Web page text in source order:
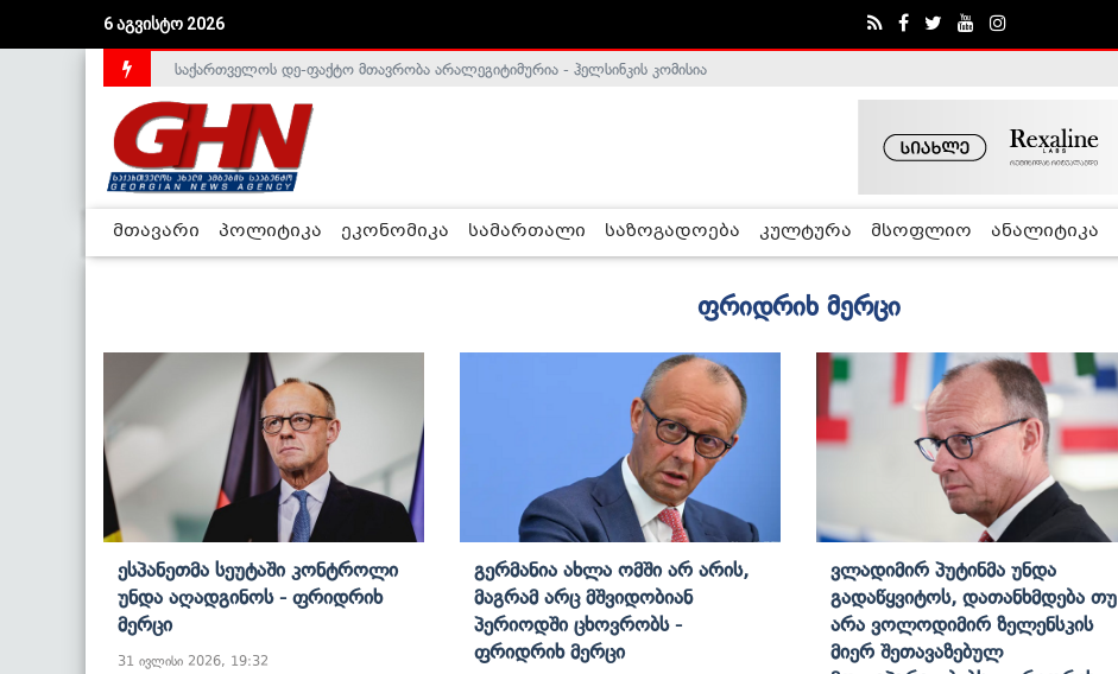
6 აგვისტო 2026
საქართველოს დე-ფაქტო მთავრობა არალეგიტიმურია - ჰელსინკის კომისია
მთავარი პოლიტიკა ეკონომიკა სამართალი საზოგადოება კულტურა მსოფლიო ანალიტიკა
ფრიდრიხ მერცი
Ესპანეთმა Სეუტაში Კონტროლი
Უნდა Აღადგინოს - Ფრიდრიხ
Მერცი
31 ივლისი 2026, 19:32
Გერმანია Ახლა Ომში Არ Არის,
Მაგრამ Არც Მშვიდობიან
Პერიოდში Ცხოვრობს -
Ფრიდრიხ Მერცი
Ვლადიმირ Პუტინმა Უნდა
Გადაწყვიტოს, Დათანხმდება Თუ
Არა Ვოლოდიმირ Ზელენსკის
Მიერ Შეთავაზებულ